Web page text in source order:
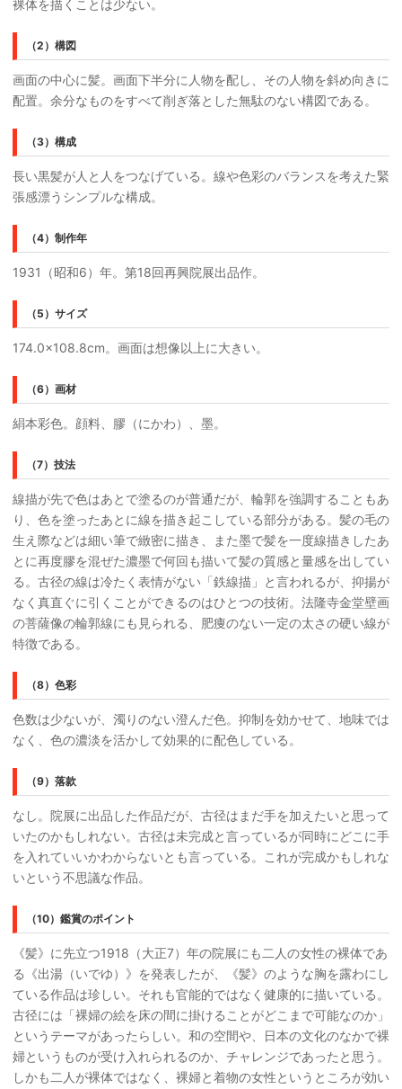
裸体を描くことは少ない。
（2）構図
画面の中心に髪。画面下半分に人物を配し、その人物を斜め向きに
配置。余分なものをすべて削ぎ落とした無駄のない構図である。
（3）構成
長い黒髪が人と人をつなげている。線や色彩のバランスを考えた緊
張感漂うシンプルな構成。
（4）制作年
1931（昭和6）年。第18回再興院展出品作。
（5）サイズ
174.0×108.8cm。画面は想像以上に大きい。
（6）画材
絹本彩色。顔料、膠（にかわ）、墨。
（7）技法
線描が先で色はあとで塗るのが普通だが、輪郭を強調することもあ
り、色を塗ったあとに線を描き起こしている部分がある。髪の毛の
生え際などは細い筆で緻密に描き、また墨で髪を一度線描きしたあ
とに再度膠を混ぜた濃墨で何回も描いて髪の質感と量感を出してい
る。古径の線は冷たく表情がない「鉄線描」と言われるが、抑揚が
なく真直ぐに引くことができるのはひとつの技術。法隆寺金堂壁画
の菩薩像の輪郭線にも見られる、肥痩のない一定の太さの硬い線が
特徴である。
（8）色彩
色数は少ないが、濁りのない澄んだ色。抑制を効かせて、地味では
なく、色の濃淡を活かして効果的に配色している。
（9）落款
なし。院展に出品した作品だが、古径はまだ手を加えたいと思って
いたのかもしれない。古径は未完成と言っているが同時にどこに手
を入れていいかわからないとも言っている。これが完成かもしれな
いという不思議な作品。
（10）鑑賞のポイント
《髪》に先立つ1918（大正7）年の院展にも二人の女性の裸体であ
る《出湯（いでゆ）》を発表したが、《髪》のような胸を露わにし
ている作品は珍しい。それも官能的ではなく健康的に描いている。
古径には「裸婦の絵を床の間に掛けることがどこまで可能なのか」
というテーマがあったらしい。和の空間や、日本の文化のなかで裸
婦というものが受け入れられるのか、チャレンジであったと思う。
しかも二人が裸体ではなく、裸婦と着物の女性というところが効い